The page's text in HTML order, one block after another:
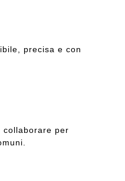
precisa e con
dettagli;
collaborare per
comuni.